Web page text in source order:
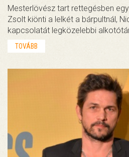
Mesterlövész tart rettegésben
Zsolt kiönti a lelkét a bárpultnál,
kapcsolatát legközelebbi
TOVÁBB